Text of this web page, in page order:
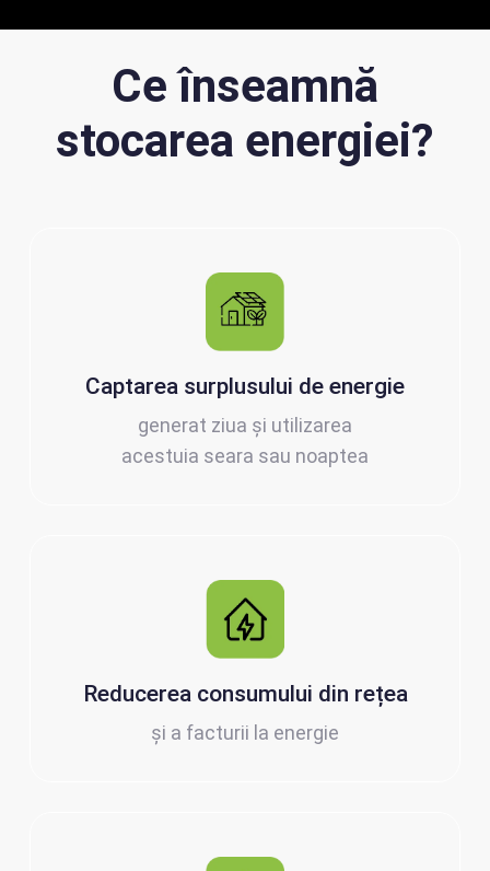
Ce înseamnă
stocarea energiei?
Captarea surplusului de energie
generat ziua și utilizarea
acestuia seara sau noaptea
Reducerea consumului din rețea
și a facturii la energie